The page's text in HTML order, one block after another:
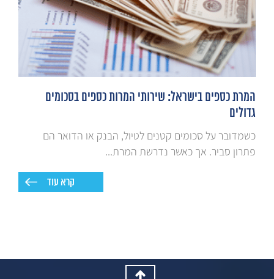
המרת כספים בישראל: שירותי המרות כספים בסכומים
גדולים
כשמדובר על סכומים קטנים לטיול, הבנק או הדואר הם
פתרון סביר. אך כאשר נדרשת המרת...
קרא עוד